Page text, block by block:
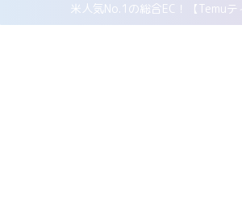
米人気No.1の総合EC！【Temuテ